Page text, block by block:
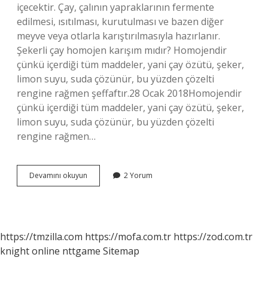
içecektir. Çay, çalının yapraklarının fermente
edilmesi, ısıtılması, kurutulması ve bazen diğer
meyve veya otlarla karıştırılmasıyla hazırlanır.
Şekerli çay homojen karışım mıdır? Homojendir
çünkü içerdiği tüm maddeler, yani çay özütü, şeker,
limon suyu, suda çözünür, bu yüzden çözelti
rengine rağmen şeffaftır.28 Ocak 2018Homojendir
çünkü içerdiği tüm maddeler, yani çay özütü, şeker,
limon suyu, suda çözünür, bu yüzden çözelti
rengine rağmen…
Devamını okuyun
Bir
2 Yorum
https://tmzilla.com https://mofa.com.tr https://zod.com.tr
knight online nttgame Sitemap